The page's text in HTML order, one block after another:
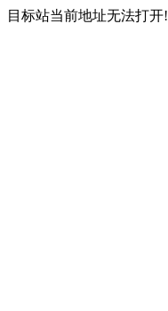
目标站当前地址无法打开!